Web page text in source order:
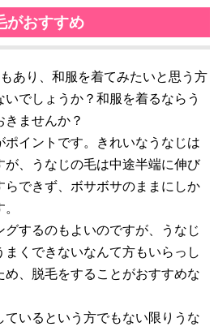
がおすすめ
あり、和服を着てみたいと思う方
いでしょうか？和服を着るならう
きませんか？
イントです。きれいなうなじは
が、うなじの毛は中途半端に伸び
らできず、ボサボサのままにしか
するのもよいのですが、うなじ
くできないなんて方もいらっし
め、脱毛をすることがおすすめな
いるという方でもない限りうな